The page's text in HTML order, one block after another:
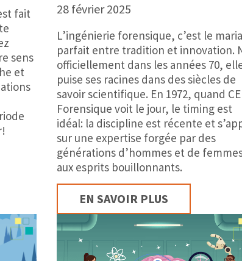
fait
sens
et
28 février 2025
L’ingénierie forensique, c’est le
parfait entre tradition et innovation.
officiellement dans les années 70,
puise ses racines dans des siècles de
savoir scientifique. En 1972, quand
Forensique voit le jour, le timing est
idéal: la discipline est récente et
sur une expertise forgée par des
générations d’hommes et de
aux esprits bouillonnants.
EN SAVOIR PLUS